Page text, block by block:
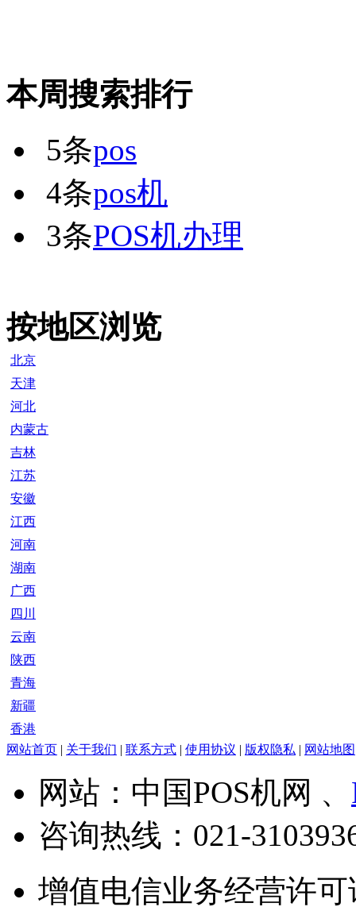
本周搜索排行
5条pos
4条pos机
3条POS机办理
按地区浏览
北京
天津
河北
内蒙古
吉林
江苏
安徽
江西
河南
湖南
广西
四川
云南
陕西
青海
新疆
香港
网站首页
关于我们 联系方式 使用协议 版权隐私 网站地图
网站：中国POS机网 、
咨询热线： 021-
增值电信业务经营许可